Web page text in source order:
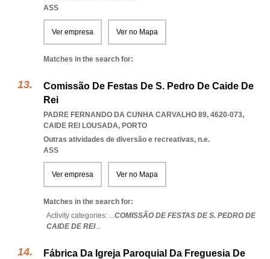
ASS
Ver empresa Ver no Mapa
Matches in the search for:
Comissão De Festas De S. Pedro De Caide De
Rei
PADRE FERNANDO DA CUNHA CARVALHO 89, 4620-073,
CAIDE REI LOUSADA, PORTO
Outras atividades de diversão e recreativas, n.e.
ASS
Ver empresa Ver no Mapa
Matches in the search for:
Activity categories: ...COMISSÃO DE FESTAS DE S. PEDRO DE
CAIDE DE REI...
Fábrica Da Igreja Paroquial Da Freguesia De